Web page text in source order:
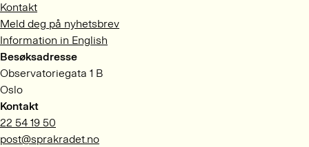
Kontakt
Meld deg på nyhetsbrev
Information in English
Besøksadresse
Observatoriegata 1 B
Oslo
Kontakt
22 54 19 50
post@sprakradet.no